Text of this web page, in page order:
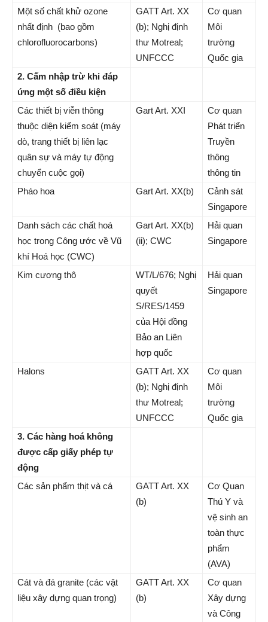
Một số chất khử ozone
nhất định (bao gồm
chlorofluorocarbons)
GATT Art. XX
(b); Nghị định
thư Motreal;
UNFCCC
Cơ quan
Môi
trường
Quốc gia
2. Cấm nhập trừ khi đáp
ứng một số điều kiện
Các thiết bị viễn thông
thuộc diện kiểm soát (máy
dò, trang thiết bị liên lạc
quân sự và máy tự động
chuyển cuộc gọi)
Gart Art. XXI
Cơ quan
Phát triển
Truyền
thông
thông tin
Pháo hoa
Gart Art. XX(b)
Cảnh sát
Singapore
Danh sách các chất hoá
học trong Công ước về Vũ
khí Hoá học (CWC)
Gart Art. XX(b)
(ii); CWC
Hải quan
Singapore
Kim cương thô
WT/L/676; Nghị
quyết
S/RES/1459
của Hội đồng
Bảo an Liên
hợp quốc
Hải quan
Singapore
Halons
GATT Art. XX
(b); Nghị định
thư Motreal;
UNFCCC
Cơ quan
Môi
trường
Quốc gia
3. Các hàng hoá không
được cấp giấy phép tự
động
Các sản phẩm thịt và cá
GATT Art. XX
(b)
Cơ Quan
Thú Y và
vệ sinh an
toàn thực
phẩm
(AVA)
Cát và đá granite (các vật
liệu xây dựng quan trọng)
GATT Art. XX
(b)
Cơ quan
Xây dựng
và Công